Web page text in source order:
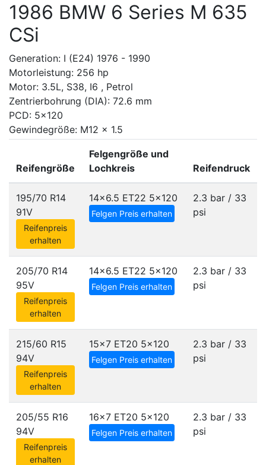
1986 BMW 6 Series M 635
CSi
Generation: I (E24) 1976 - 1990
Motorleistung: 256 hp
Motor: 3.5L, S38, I6 , Petrol
Zentrierbohrung (DIA): 72.6 mm
PCD: 5x120
Gewindegröße: M12 x 1.5
Reifengröße
Felgengröße und
Lochkreis
Reifendruck
195/70 R14
91V
Reifenpreis
erhalten
14x6.5 ET22 5x120
Felgen Preis erhalten
2.3 bar / 33
psi
205/70 R14
95V
Reifenpreis
erhalten
14x6.5 ET22 5x120
Felgen Preis erhalten
2.3 bar / 33
psi
215/60 R15
94V
Reifenpreis
erhalten
15x7 ET20 5x120
Felgen Preis erhalten
2.3 bar / 33
psi
205/55 R16
94V
Reifenpreis
erhalten
16x7 ET20 5x120
Felgen Preis erhalten
2.3 bar / 33
psi